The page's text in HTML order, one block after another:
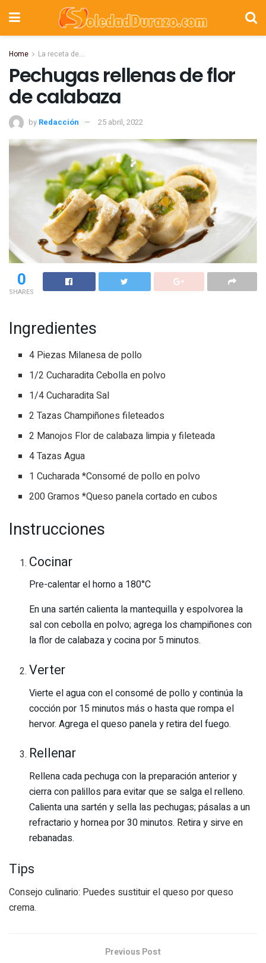
Home La receta de...
Pechugas rellenas de flor
de calabaza
by Redacción 25 abril, 2022
0
SHARES
Ingredientes
4 Piezas Milanesa de pollo
1/2 Cucharadita Cebolla en polvo
1/4 Cucharadita Sal
2 Tazas Champiñones fileteados
2 Manojos Flor de calabaza limpia y fileteada
4 Tazas Agua
1 Cucharada *Consomé de pollo en polvo
200 Gramos *Queso panela cortado en cubos
Instrucciones
Cocinar
Pre-calentar el horno a 180°C
En una sartén calienta la mantequilla y espolvorea la
sal con cebolla en polvo; agrega los champiñones con
la flor de calabaza y cocina por 5 minutos.
Verter
Vierte el agua con el consomé de pollo y continúa la
cocción por 15 minutos más o hasta que rompa el
hervor. Agrega el queso panela y retira del fuego.
Rellenar
Rellena cada pechuga con la preparación anterior y
cierra con palillos para evitar que se salga el relleno.
Calienta una sartén y sella las pechugas; pásalas a un
refractario y hornea por 30 minutos. Retira y sirve en
rebanadas.
Tips
Consejo culinario: Puedes sustituir el queso por queso
crema.
Previous Post